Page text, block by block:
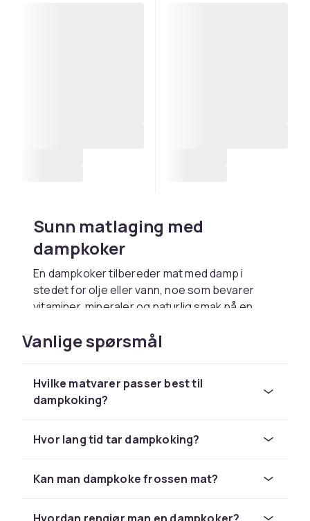
Sunn matlaging med
dampkoker
En dampkoker tilbereder mat med damp i
stedet for olje eller vann, noe som bevarer
vitaminer, mineraler og naturlig smak på en
måtene å tilberede grønnsaker, fisk og kylling
på. CDON tilbyr dampkokere i ulike utforminger
og matlagingsbehov.
Det finnes elektriske dampkokere med flere
gang. Det finnes også dampinnsatser til å
Vanlige spørsmål
Hvilke matvarer passer best til
dampkoking?
Hvor lang tid tar dampkoking?
Kan man dampkoke frossen mat?